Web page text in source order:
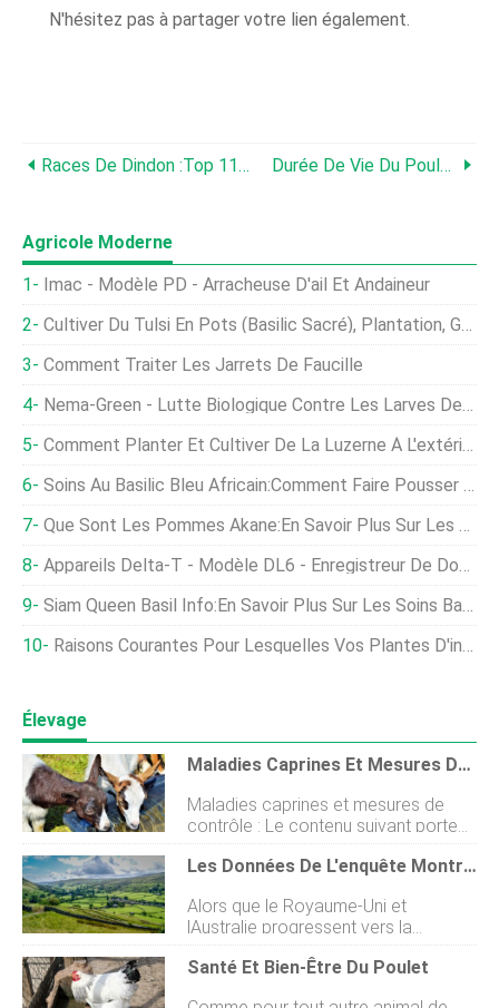
N'hésitez pas à partager votre lien également.
Races De Dindon :Top 11 Des Races Pour L'élevage De Dindon Durée De Vie Du Poulet – Combien De Temps Vit Un Poulet ?
Agricole Moderne
Imac - Modèle PD - Arracheuse D'ail Et Andaineur
Cultiver Du Tulsi En Pots (basilic Sacré), Plantation, Guide D'entretien
Comment Traiter Les Jarrets De Faucille
Nema-Green - Lutte Biologique Contre Les Larves De Hanneton
Comment Planter Et Cultiver De La Luzerne À L'extérieur
Soins Au Basilic Bleu Africain:Comment Faire Pousser Des Plantes De Basilic Africain
Que Sont Les Pommes Akane:En Savoir Plus Sur Les Soins Et Les Utilisations Des Pommes Akane
Appareils Delta-T - Modèle DL6 - Enregistreur De Données D'humidité Du Sol
Siam Queen Basil Info:En Savoir Plus Sur Les Soins Basil 'Siam Queen'
Raisons Courantes Pour Lesquelles Vos Plantes D'intérieur Meurent
Élevage
Maladies Caprines Et Mesures De Contrôle
Maladies caprines et mesures de
contrôle : Le contenu suivant porte
sur les maladies des chèvres et leurs
mesures de contrôle. Introduction
de chèvres est une entreprise
délevage à feuilles persistantes et
commercialement prospère dans la
plupart des régions du monde. Les
chèvres sont les meilleurs animaux
Les Données De L'enquête Montrent Que Le Public Britannique Pense Que Les Importations Alimentaires Devraient Répondre À Ses Normes Nationales Élevées
Alors que le Royaume-Uni et
lAustralie progressent vers la
signature dun accord de libre-
échange, une nouvelle enquête
Santé Et Bien-Être Du Poulet